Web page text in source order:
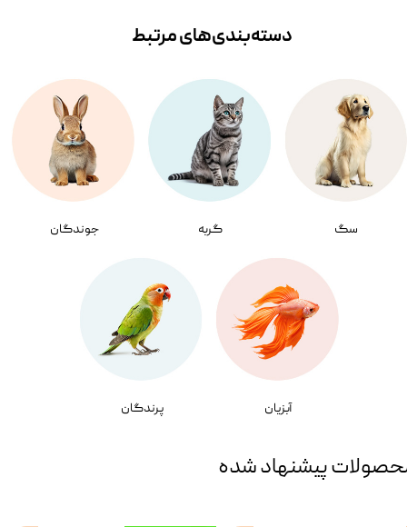
سگ گربه جوندگان
آبزیان پرندگان
دسته‌بندی‌‌های مرتبط
پیشنهاد شده